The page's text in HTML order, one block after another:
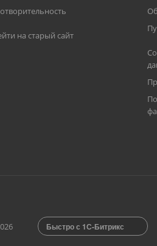
на старый сайт
Быстро с 1С-Битрикс